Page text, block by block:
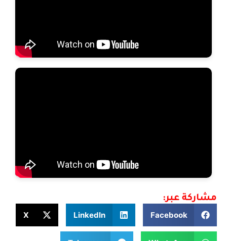
مشاركة عبر:
Facebook
LinkedIn
X